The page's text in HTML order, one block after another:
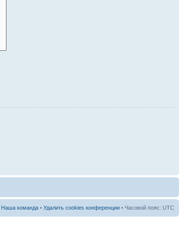
Наша команда • Удалить cookies конференции • Часовой пояс: UTC